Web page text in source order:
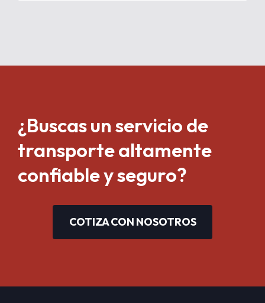
¿Buscas un servicio de
transporte altamente
confiable y seguro?
COTIZA CON NOSOTROS